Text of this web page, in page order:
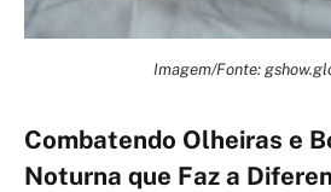
Imagem/Fonte:
Combatendo Olheiras e
Noturna que Faz a